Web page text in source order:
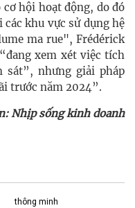
hội hoạt động, do đó
khu vực sử dụng hệ
ma rue", Frédérick
xem xét việc tích
sát”, nhưng giải pháp
trước năm 2024”.
Nhịp sống kinh doanh
thông minh